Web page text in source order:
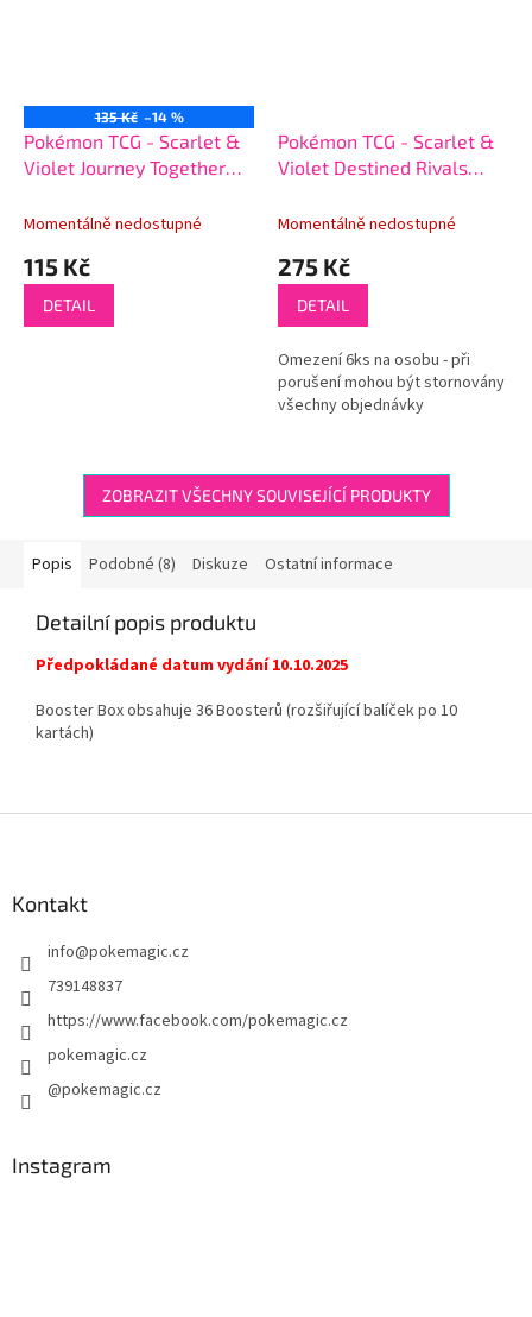
135 Kč –14 %
Pokémon TCG - Scarlet &
Violet Journey Together
Momentálně nedostupné
115 Kč
DETAIL
Pokémon TCG - Scarlet &
Violet Destined Rivals
Momentálně nedostupné
275 Kč
DETAIL
Omezení 6ks na osobu - při
porušení mohou být stornovány
všechny objednávky
ZOBRAZIT VŠECHNY SOUVISEJÍCÍ PRODUKTY
Popis Podobné (8) Diskuze Ostatní informace
Detailní popis produktu
Předpokládané datum vydání 10.10.2025
Booster Box obsahuje 36 Boosterů (rozšiřující balíček po 10
kartách)
Kontakt
info@pokemagic.cz
739148837
https://www.facebook.com/pokemagic.cz
pokemagic.cz
@pokemagic.cz
Instagram